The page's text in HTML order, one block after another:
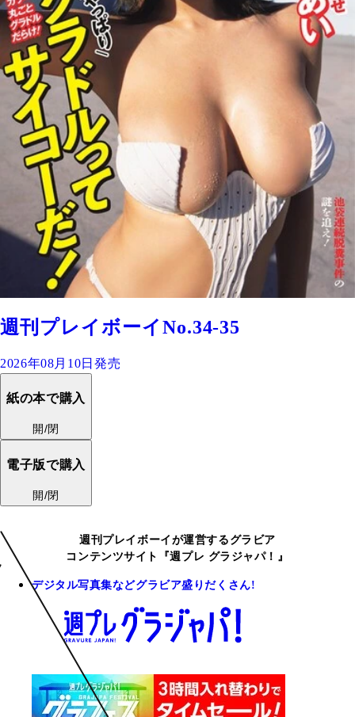
週刊プレイボーイNo.34-35
2026年08月10日発売
紙の本で購入
開/閉
電子版で購入
開/閉
週刊プレイボーイが運営するグラビア
コンテンツサイト『週プレ グラジャパ！』
デジタル写真集などグラビア盛りだくさん!